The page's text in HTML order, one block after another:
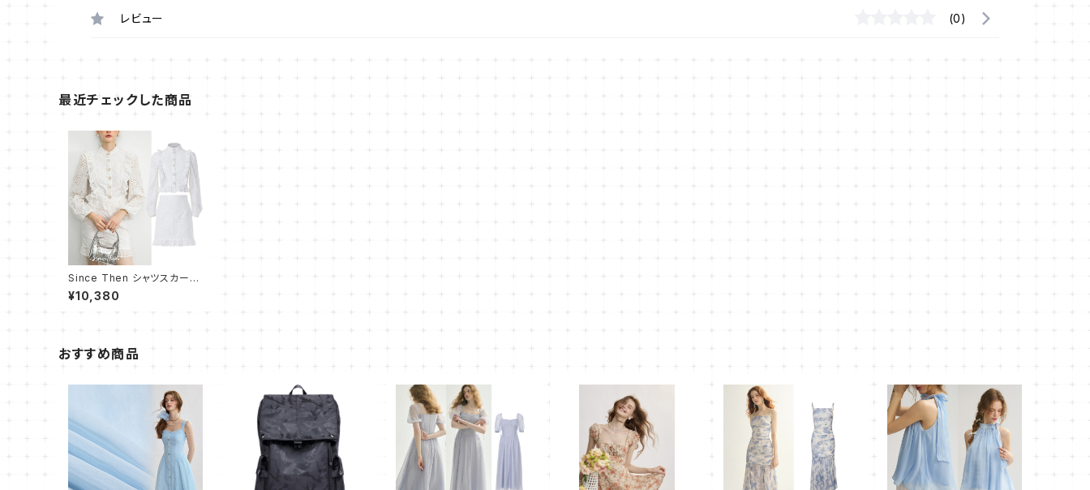
レビュー (0)
最近チェックした商品
Since Then シャツスカート
上下2点セット/セットアップ★
可愛い おしゃれ
¥10,380
おすすめ商品